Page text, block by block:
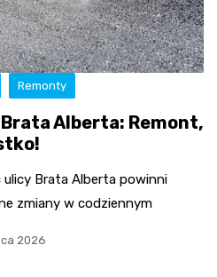
Remonty
Alberta: Remont,
ulicy Brata Alberta powinni
zmiany w codziennym
2026